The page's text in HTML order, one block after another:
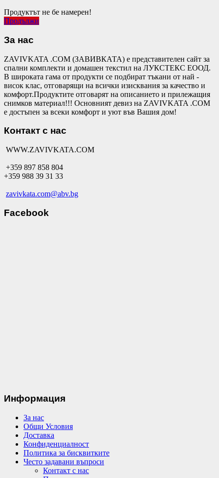
Продуктът не бе намерен!
Продължи
За нас
ZAVIVKATA .COM (ЗАВИВКАТА) е представителен сайт за
спални комплекти и домашен текстил на ЛУКСТЕКС ЕООД.
В широката гама от продукти се подбират тъкани от най -
висок клас, отговарящи на всички изисквания за качество и
комфорт.Продуктите отговарят на описанието и прилежащия
снимков материал!!! Основният девиз на ZAVIVKATA .COM
е достъпен за всеки комфорт и уют във Вашия дом!
Контакт с нас
WWW.ZAVIVKATA.COM
+359 897 858 804
+359 988 39 31 33
zavivkata.com@abv.bg
Facebook
Информация
За нас
Общи Условия
Доставка
Конфиденциалност
Политика за бисквитките
Често задавани въпроси
Контакт с нас